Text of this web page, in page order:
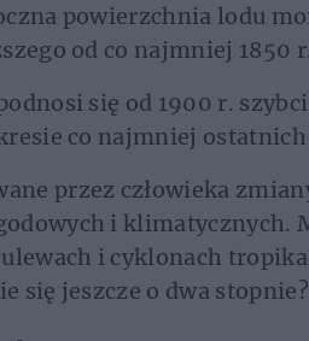
powierzchnia lodu
od co najmniej 1850
się od 1900 r.
co najmniej ostatnich
przez człowieka
i klimatycznych.
i cyklonach
się jeszcze o dwa stopnie?